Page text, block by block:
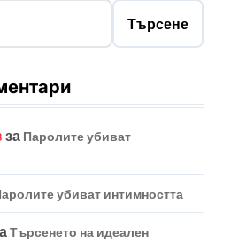
Търсене
за Паролите убиват
убиват интимността
Търсенето на идеален